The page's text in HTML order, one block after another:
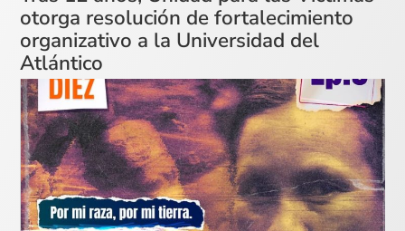
otorga resolución de fortalecimiento
organizativo a la Universidad del
Atlántico